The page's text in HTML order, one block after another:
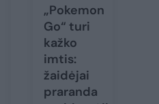
„Pokemon
Go“ turi
kažko
imtis:
žaidėjai
praranda